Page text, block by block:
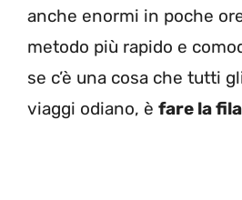
anche enormi in poche
metodo più rapido e
se c’è una cosa che tutti
viaggi odiano, è fare la